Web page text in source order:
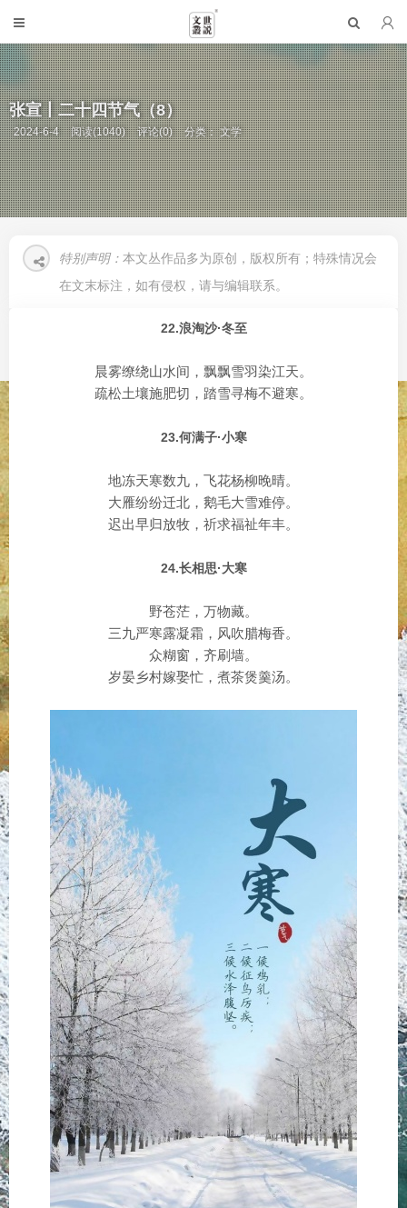
张宣丨二十四节气（8）
2024-6-4 阅读(1040) 评论(0) 分类：文学
特别声明： 本文丛作品多为原创，版权所有；特殊情况会
在文末标注，如有侵权，请与编辑联系。
22.浪淘沙·冬至
晨雾缭绕山水间，飘飘雪羽染江天。
疏松土壤施肥切，踏雪寻梅不避寒。
23.何满子·小寒
地冻天寒数九，飞花杨柳晚晴。
大雁纷纷迁北，鹅毛大雪难停。
迟出早归放牧，祈求福祉年丰。
24.长相思·大寒
野苍茫，万物藏。
三九严寒露凝霜，风吹腊梅香。
众糊窗，齐刷墙。
岁晏乡村嫁娶忙，煮茶煲羹汤。